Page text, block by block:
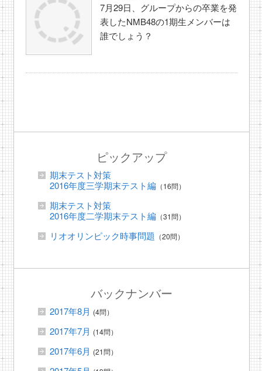
7月29日、グループからの卒業を発
表したNMB48の1期生メンバーは
誰でしょう？
ピックアップ
期末テスト対策
2016年度三学期末テスト編（16問）
期末テスト対策
2016年度二学期末テスト編（31問）
リオオリンピック時事問題 （20問）
バックナンバー
2017年8月 (4問）
2017年7月 (14問）
2017年6月 (21問）